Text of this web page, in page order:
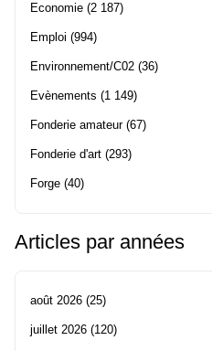
Economie (2 187)
Emploi (994)
Environnement/C02 (36)
Evènements (1 149)
Fonderie amateur(67)
Fonderie d'art (293)
Forge (40)
Articles par années
août 2026 (25)
juillet 2026 (120)